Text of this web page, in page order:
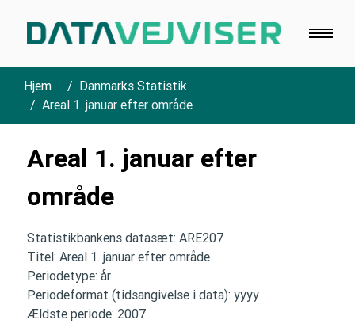
Hjem
Danmarks Statistik
Areal 1. januar efter område
Areal 1. januar efter
område
Statistikbankens datasæt: ARE207
Titel: Areal 1. januar efter område
Periodetype: år
Periodeformat (tidsangivelse i data): yyyy
Ældste periode: 2007